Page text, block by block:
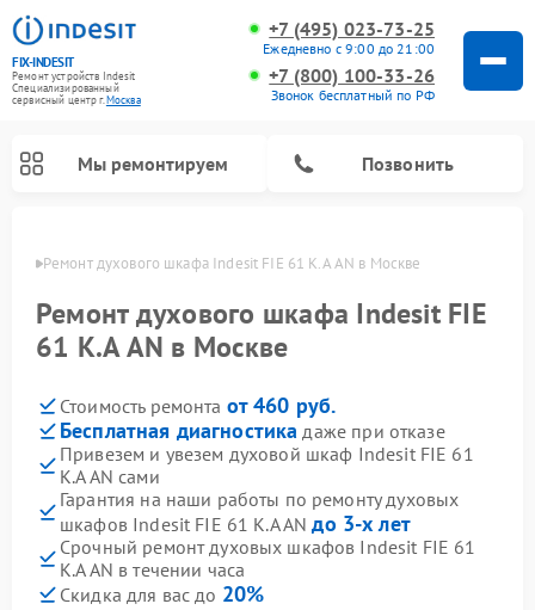
FIX-INDESIT
Ремонт устройств Indesit
Специализированный
cервисный центр г.Москва
+7 (495) 023-73-25
Ежедневно с 9:00 до 21:00
+7 (800) 100-33-26
Звонок бесплатный по РФ
Мы ремонтируем Позвонить
Ремонт духового шкафа Indesit FIE 61 K.A AN в Москве
Ремонт духового шкафа Indesit FIE
61 K.A AN в Москве
Стоимость ремонта от 460 руб.
Бесплатная диагностика даже при отказе
Привезем и увезем духовой шкаф Indesit FIE 61
K.A AN сами
Гарантия на наши работы по ремонту духовых
шкафов Indesit FIE 61 K.A ANдо 3-х лет
Срочный ремонт духовых шкафов Indesit FIE 61
K.A AN в течении часа
Скидка для вас до 20%